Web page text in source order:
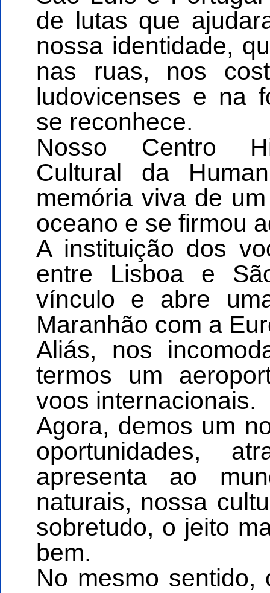
de lutas que
nossa identidade,
nas ruas, nos
ludovicenses e na
se reconhece.
Nosso Centro
Cultural da
memória viva de
oceano e se firmou
A instituição dos
entre Lisboa e
vínculo e abre
Maranhão com a
Aliás, nos
termos um
voos internacionais.
Agora, demos um
oportunidades,
apresenta ao
naturais, nossa
sobretudo, o jeito
bem.
No mesmo sentido,